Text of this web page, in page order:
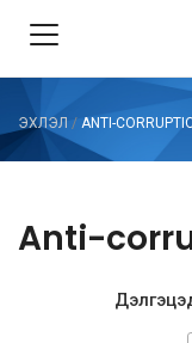
ЭХЛЭЛ / ANTI-
Anti-